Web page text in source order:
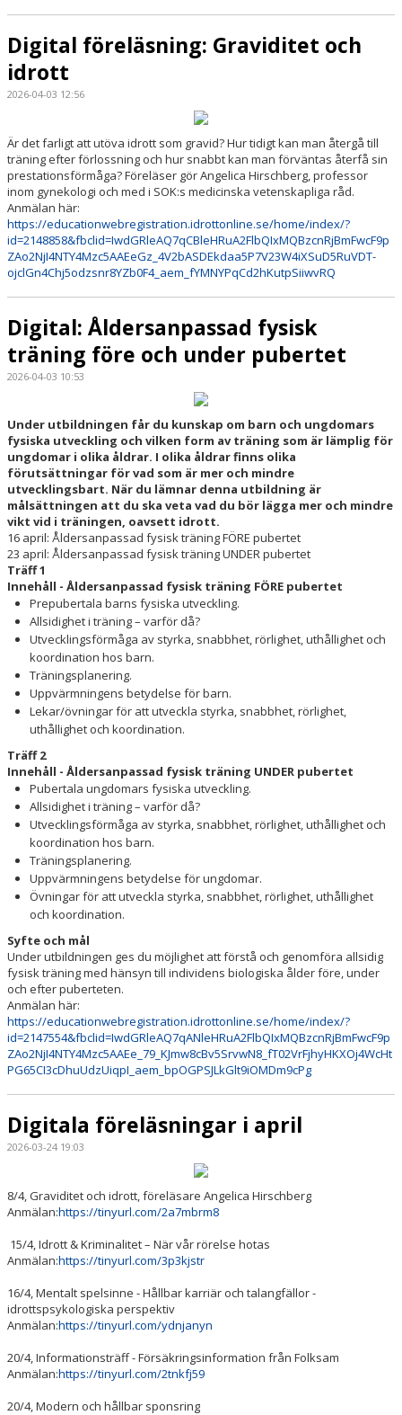
Digital föreläsning: Graviditet och
idrott
2026-04-03 12:56
Är det farligt att utöva idrott som gravid? Hur tidigt kan man återgå till
träning efter förlossning och hur snabbt kan man förväntas återfå sin
prestationsförmåga? Föreläser gör Angelica Hirschberg, professor
inom gynekologi och med i SOK:s medicinska vetenskapliga råd.
Anmälan här:
https://educationwebregistration.idrottonline.se/home/index/?
id=2148858&fbclid=IwdGRleAQ7qCBleHRuA2FlbQIxMQBzcnRjBmFwcF9p
ZAo2NjI4NTY4Mzc5AAEeGz_4V2bASDEkdaa5P7V23W4iXSuD5RuVDT-
ojclGn4Chj5odzsnr8YZb0F4_aem_fYMNYPqCd2hKutpSiiwvRQ
Digital: Åldersanpassad fysisk
träning före och under pubertet
2026-04-03 10:53
Under utbildningen får du kunskap om barn och ungdomars
fysiska utveckling och vilken form av träning som är lämplig för
ungdomar i olika åldrar. I olika åldrar finns olika
förutsättningar för vad som är mer och mindre
utvecklingsbart. När du lämnar denna utbildning är
målsättningen att du ska veta vad du bör lägga mer och mindre
vikt vid i träningen, oavsett idrott.
16 april: Åldersanpassad fysisk träning FÖRE pubertet
23 april: Åldersanpassad fysisk träning UNDER pubertet
Träff 1
Innehåll - Åldersanpassad fysisk träning FÖRE pubertet
Prepubertala barns fysiska utveckling.
Allsidighet i träning – varför då?
Utvecklingsförmåga av styrka, snabbhet, rörlighet, uthållighet och
koordination hos barn.
Träningsplanering.
Uppvärmningens betydelse för barn.
Lekar/övningar för att utveckla styrka, snabbhet, rörlighet,
uthållighet och koordination.
Träff 2
Innehåll - Åldersanpassad fysisk träning UNDER pubertet
Pubertala ungdomars fysiska utveckling.
Allsidighet i träning – varför då?
Utvecklingsförmåga av styrka, snabbhet, rörlighet, uthållighet och
koordination hos barn.
Träningsplanering.
Uppvärmningens betydelse för ungdomar.
Övningar för att utveckla styrka, snabbhet, rörlighet, uthållighet
och koordination.
Syfte och mål
Under utbildningen ges du möjlighet att förstå och genomföra allsidig
fysisk träning med hänsyn till individens biologiska ålder före, under
och efter puberteten.
Anmälan här:
https://educationwebregistration.idrottonline.se/home/index/?
id=2147554&fbclid=IwdGRleAQ7qANleHRuA2FlbQIxMQBzcnRjBmFwcF9p
ZAo2NjI4NTY4Mzc5AAEe_79_KJmw8cBv5SrvwN8_fT02VrFjhyHKXOj4WcHt
PG65CI3cDhuUdzUiqpI_aem_bpOGPSJLkGlt9iOMDm9cPg
Digitala föreläsningar i april
2026-03-24 19:03
8/4, Graviditet och idrott, föreläsare Angelica Hirschberg
Anmälan:https://tinyurl.com/2a7mbrm8
15/4, Idrott & Kriminalitet – När vår rörelse hotas
Anmälan:https://tinyurl.com/3p3kjstr
16/4, Mentalt spelsinne - Hållbar karriär och talangfällor -
idrottspsykologiska perspektiv
Anmälan:https://tinyurl.com/ydnjanyn
20/4, Informationsträff - Försäkringsinformation från Folksam
Anmälan:https://tinyurl.com/2tnkfj59
20/4, Modern och hållbar sponsring